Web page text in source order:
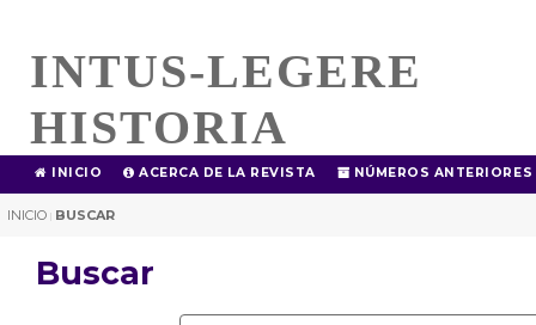
INTUS-LEGERE
HISTORIA
INICIO ACERCA DE LA REVISTA NÚMEROS ANTERIORES
INICIO | BUSCAR
Buscar